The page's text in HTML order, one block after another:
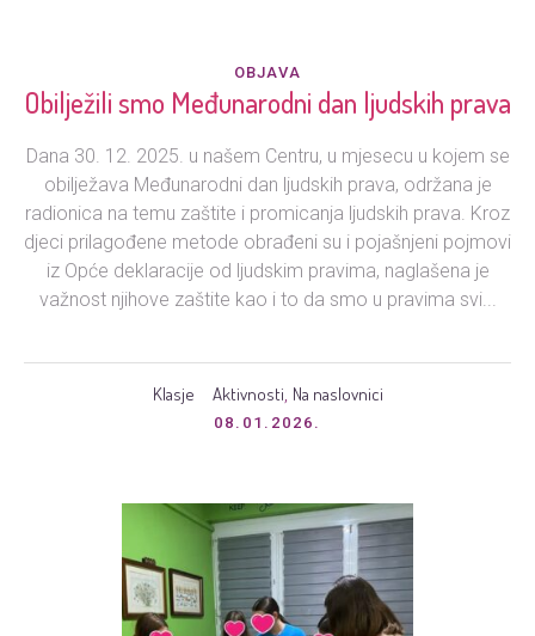
OBJAVA
Obilježili smo Međunarodni dan ljudskih prava
Dana 30. 12. 2025. u našem Centru, u mjesecu u kojem se
obilježava Međunarodni dan ljudskih prava, održana je
radionica na temu zaštite i promicanja ljudskih prava. Kroz
djeci prilagođene metode obrađeni su i pojašnjeni pojmovi
iz Opće deklaracije od ljudskim pravima, naglašena je
važnost njihove zaštite kao i to da smo u pravima svi...
Klasje Aktivnosti, Na naslovnici
08.01.2026.